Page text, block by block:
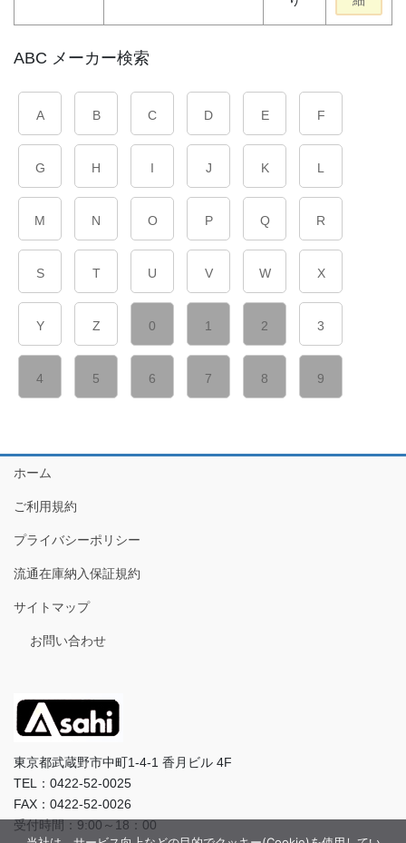
ABC メーカー検索
A B C D E F
G H I J K L
M N O P Q R
S T U V W X
Y Z 0 1 2 3
4 5 6 7 8 9
ホーム
ご利用規約
プライバシーポリシー
流通在庫納入保証規約
サイトマップ
お問い合わせ
東京都武蔵野市中町1-4-1 香月ビル 4F
TEL：0422-52-0025
FAX：0422-52-0026
受付時間：9:00～18：00